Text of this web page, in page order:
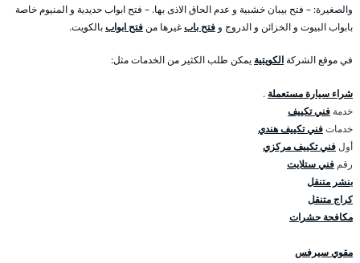
والصغيرة: – فتح بيبان خشبية و عدم الحاق الاذى بها. – فتح ابواب حديدية و المنيوم خاصة
بابواب البيوت و الخزائن و الدروج و فتح بابغيرها منفتح ابواببالكويت.
في موقع الشركةالكويتية يمكن طلب الكثير من الخدمات مثل:
شراء سيارة مستعملة .
خدمة فني تكييف
خدماتفني تكييف هندي
أولفني تكييف مركزي
رقم فني ستلايت
بنشر متنقل
كراج متنقل
مكافحة حشرات
مقوي سيرفس